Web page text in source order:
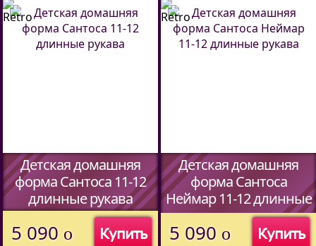
Детская домашняя
форма Сантоса 11-12
длинные рукава
Купить
5 090 o
Детская домашняя
форма Сантоса
Неймар 11-12 длинные
рукава
(Код:45067014 Купить
5 090 o